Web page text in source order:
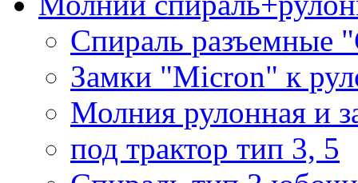
Спираль разъемные
Замки "Micron" к
Молния рулонная и
под трактор тип 3, 5